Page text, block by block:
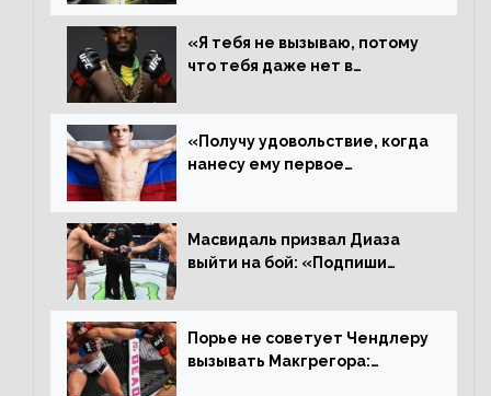
«Я тебя не вызываю, потому
что тебя даже нет в
пауза», сообщает Стерлинг
ответил Сехудо
«Получу удовольствие, когда
нанесу ему первое
Иге – про бой с Евлоевым
Масвидаль призвал Диаза
выйти на бой: «Подпиши
повторим»
Порье не советует Чендлеру
вызывать Макгрегора: